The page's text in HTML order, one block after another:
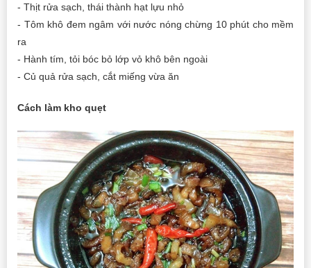
- Thịt rửa sạch, thái thành hạt lựu nhỏ
- Tôm khô đem ngâm với nước nóng chừng 10 phút cho mềm
ra
- Hành tím, tỏi bóc bỏ lớp vỏ khô bên ngoài
- Củ quả rửa sạch, cắt miếng vừa ăn
Cách làm kho quẹt